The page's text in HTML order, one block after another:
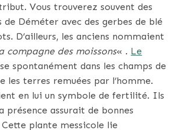
Vous trouverez souvent des
Déméter avec des gerbes de blé
D’ailleurs, les anciens nommaient
compagne des moissons« . Le
spontanément dans les champs de
les terres remuées par l’homme.
en lui un symbole de fertilité. Ils
présence assurait de bonnes
plante messicole lie